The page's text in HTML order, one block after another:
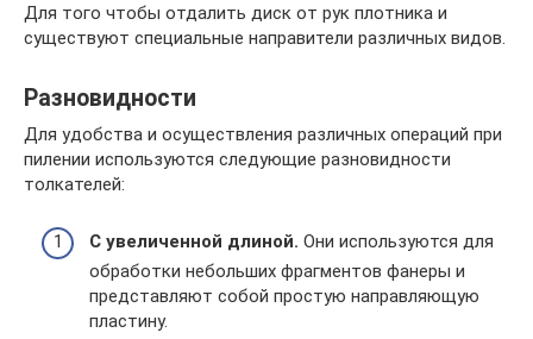
Для того чтобы отдалить диск от рук плотника и
существуют специальные направители различных видов.
Разновидности
Для удобства и осуществления различных операций при
пилении используются следующие разновидности
толкателей:
С увеличенной длиной. Они используются для
обработки небольших фрагментов фанеры и
представляют собой простую направляющую
пластину.